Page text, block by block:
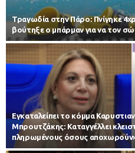
Τραγωδία στην Πάρο: Πνίγηκε
βούτηξε ο μπάρμαν για να τον
Εγκαταλείπει το κόμμα
Μπρουτζάκης: Καταγγέλλει
πληρωμένους όσους